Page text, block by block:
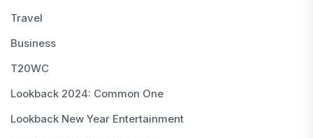
Travel
Business
T20WC
Lookback 2024: Common One
Lookback New Year Entertainment